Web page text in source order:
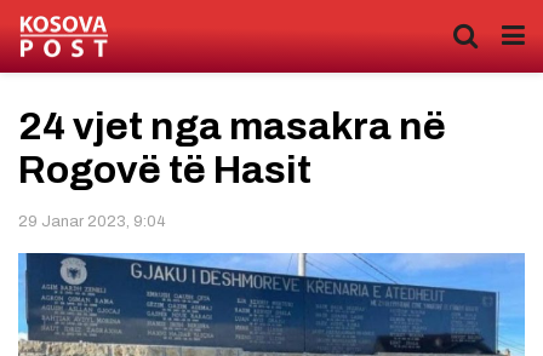
24 vjet nga masakra në
Rogovë të Hasit
29 Janar 2023, 9:04